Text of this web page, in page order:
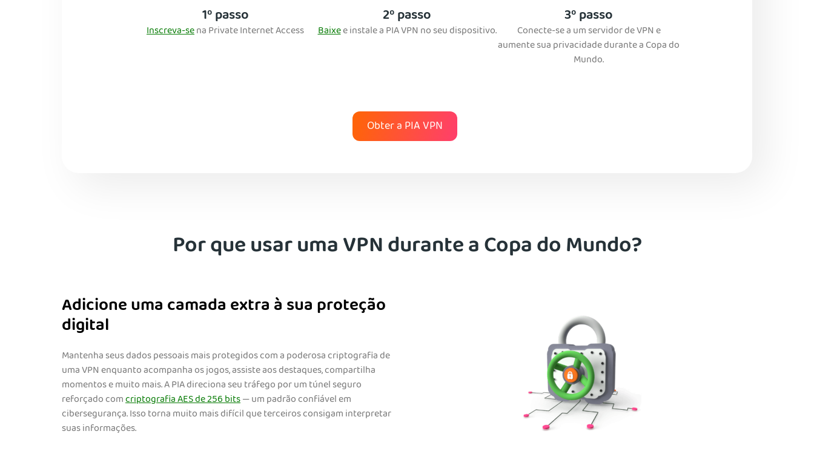
1º passo
Inscreva-sena Private Internet Access
2º passo
Baixee instale a PIA VPN no seu dispositivo.
3º passo
Conecte-se a um servidor de VPN e
aumente sua privacidade durante a Copa do
Mundo.
Obter a PIA VPN
Por que usar uma VPN durante a Copa do Mundo?
Adicione uma camada extra à sua proteção
digital
Mantenha seus dados pessoais mais protegidos com a poderosa criptografia de
uma VPN enquanto acompanha os jogos, assiste aos destaques, compartilha
momentos e muito mais. A PIA direciona seu tráfego por um túnel seguro
reforçado comcriptografia AES de 256 bits— um padrão confiável em
cibersegurança. Isso torna muito mais difícil que terceiros consigam interpretar
suas informações.